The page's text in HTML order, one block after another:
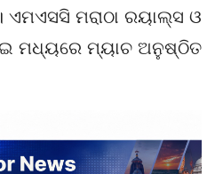
ମରାଠା ରୟାଲ୍ସ ଓ
ମଧ୍ୟରେ ମ୍ୟାଚ ଅନୁଷ୍ଠିତ